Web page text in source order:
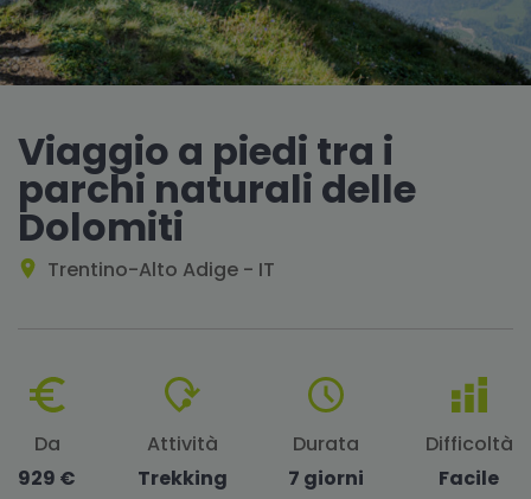
Viaggio a piedi tra i
parchi naturali delle
Dolomiti
Trentino-Alto Adige - IT
Da
929 €
Attività
Trekking
Durata
7 giorni
Difficoltà
Facile